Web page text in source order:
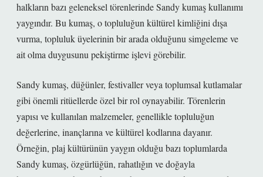
halkların bazı geleneksel törenlerinde Sandy kumaş kullanımı
yaygındır. Bu kumaş, o topluluğun kültürel kimliğini dışa
vurma, topluluk üyelerinin bir arada olduğunu simgeleme ve
ait olma duygusunu pekiştirme işlevi görebilir.
Sandy kumaş, düğünler, festivaller veya toplumsal kutlamalar
gibi önemli ritüellerde özel bir rol oynayabilir. Törenlerin
yapısı ve kullanılan malzemeler, genellikle topluluğun
değerlerine, inançlarına ve kültürel kodlarına dayanır.
Örneğin, plaj kültürünün yaygın olduğu bazı toplumlarda
Sandy kumaş, özgürlüğün, rahatlığın ve doğayla